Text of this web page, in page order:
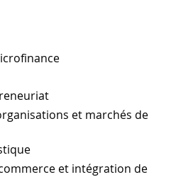
et marchés de
et intégration de